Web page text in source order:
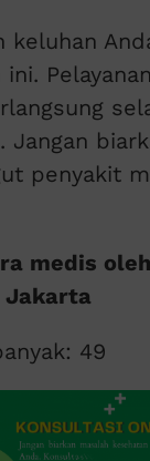
keluhan
. Jangan
penyakit
medis
Jakarta
49